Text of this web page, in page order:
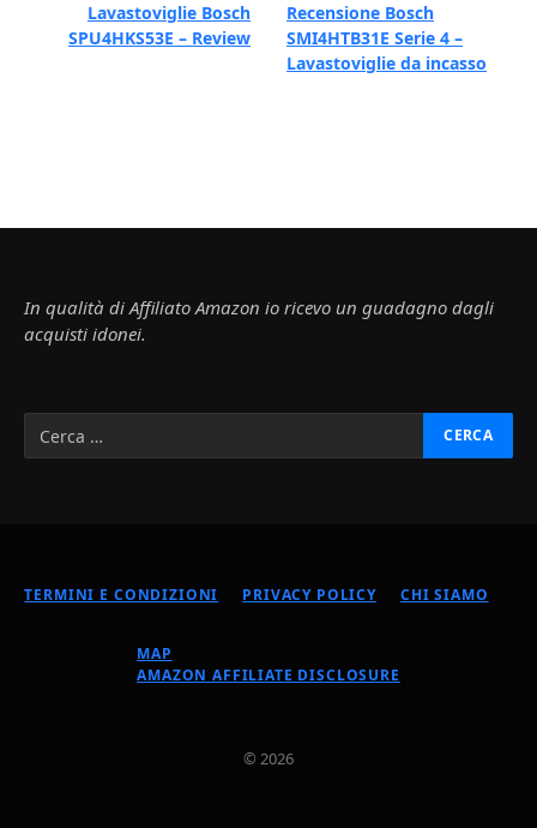
Lavastoviglie Bosch
SPU4HKS53E – Review
Recensione Bosch
SMI4HTB31E Serie 4 –
Lavastoviglie da incasso
In qualità di Affiliato Amazon io ricevo un guadagno dagli
acquisti idonei.
TERMINI E CONDIZIONI PRIVACY POLICY CHI SIAMO
MAP
AMAZON AFFILIATE DISCLOSURE
© 2026